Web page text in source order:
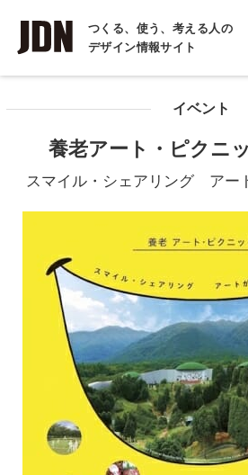
つくる、使う、考える人の
デザイン情報サイト
INTERVIEW
インタビュー
COLUMN
イベント
養老アート・ピクニ
スマイル・シェアリング アー